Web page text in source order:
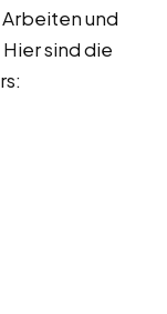
und
sind die